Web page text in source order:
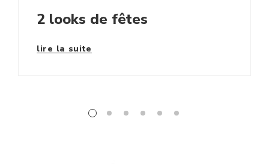
2 looks de fêtes
lire la suite